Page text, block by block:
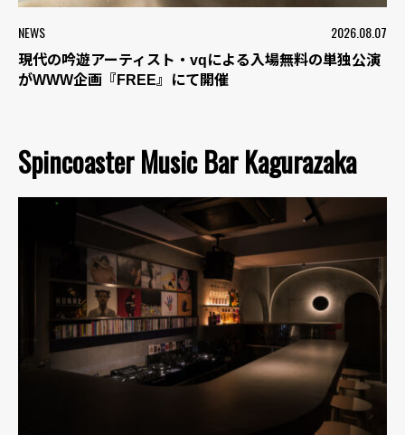
NEWS 2026.08.07
現代の吟遊アーティスト・vqによる入場無料の単独公演
がWWW企画『FREE』にて開催
Spincoaster Music Bar Kagurazaka